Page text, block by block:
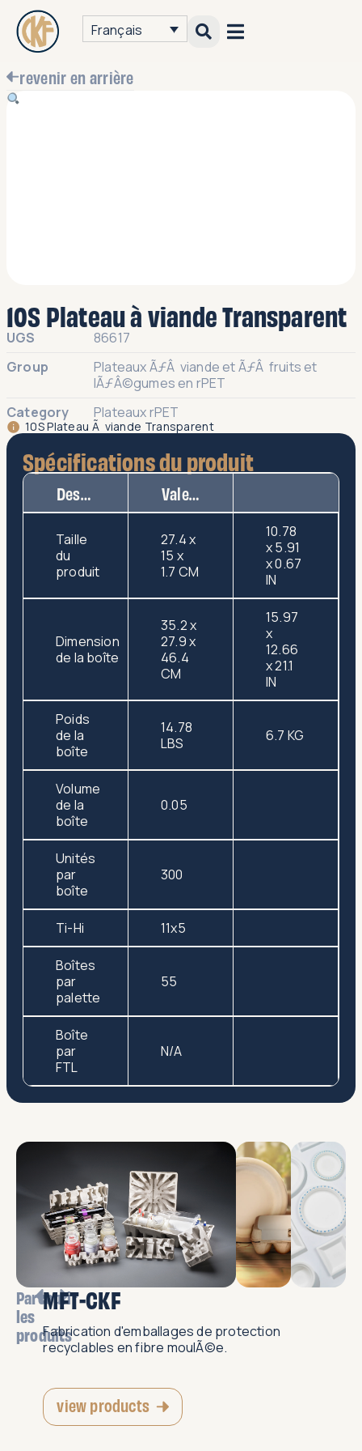
Français
revenir en arrière
10S Plateau à viande Transparent
UGS
86617
Group
Plateaux ÃƒÂ viande et ÃƒÂ fruits et
lÃƒÂ©gumes en rPET
Category
Plateaux rPET
10S Plateau Ã viande Transparent
Spécifications du produit
Description Valeur
Taille
du
produit
27.4 x
15 x
1.7 CM
10.78
x 5.91
x 0.67
IN
Dimension
de la boîte
35.2 x
27.9 x
46.4
CM
15.97
x
12.66
x 21.1
IN
Poids
de la
boîte
14.78
LBS
6.7 KG
Volume
de la
boîte
0.05
Unités
par
boîte
300
Ti-Hi 11x5
Boîtes
par
palette
55
Boîte
par
FTL
N/A
Parcourir
les
produits
MFT-CKF
Fabrication d'emballages de protection
recyclables en fibre moulÃ©e.
view products